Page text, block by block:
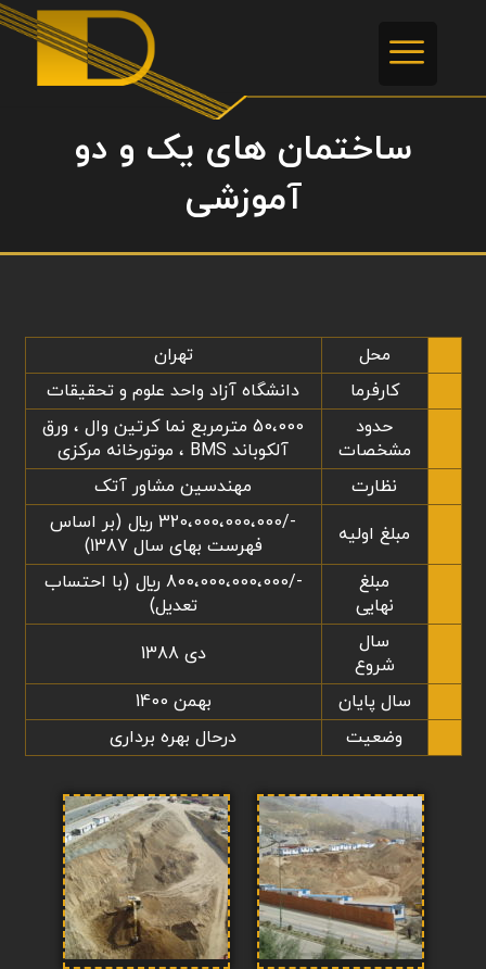
ساختمان های یک و دو
آموزشی
محل
تهران
کارفرما
دانشگاه آزاد واحد علوم و تحقیقات
حدود
مشخصات
50،000 مترمربع نما کرتین وال ، ورق
آلکوباند BMS ، موتورخانه مرکزی
نظارت
مهندسین مشاور آتک
مبلغ اولیه
-/320،000،000،000 ريال (بر اساس
فهرست بهای سال 1387)
مبلغ
نهایی
-/800،000،000،000 ريال (با احتساب
تعدیل)
سال
شروع
دی 1388
سال پایان
بهمن 1400
وضعیت
درحال بهره برداری